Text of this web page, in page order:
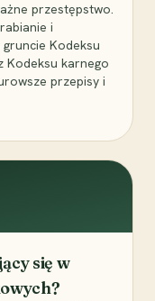
przestępstwo.
i
Kodeksu
Kodeksu karnego
przepisy i
się w